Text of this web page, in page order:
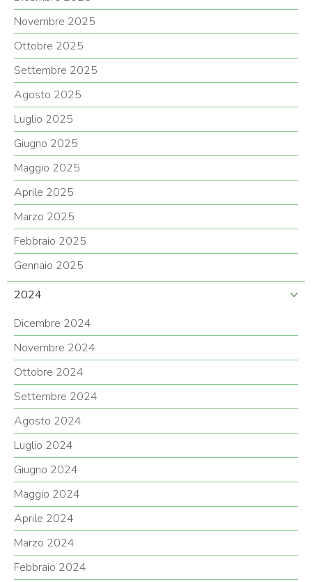
Novembre 2025
Ottobre 2025
Settembre 2025
Agosto 2025
Luglio 2025
Giugno 2025
Maggio 2025
Aprile 2025
Marzo 2025
Febbraio 2025
Gennaio 2025
2024
Dicembre 2024
Novembre 2024
Ottobre 2024
Settembre 2024
Agosto 2024
Luglio 2024
Giugno 2024
Maggio 2024
Aprile 2024
Marzo 2024
Febbraio 2024